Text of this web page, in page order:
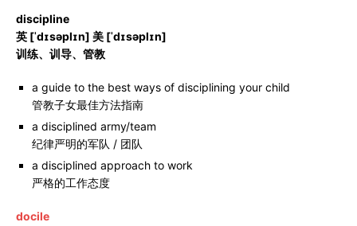
discipline
英 [ˈdɪsəplɪn] 美 [ˈdɪsəplɪn]
训练、训导、管教
a guide to the best ways of disciplining your child
管教子女最佳方法指南
a disciplined army/team
纪律严明的军队 / 团队
a disciplined approach to work
严格的工作态度
docile